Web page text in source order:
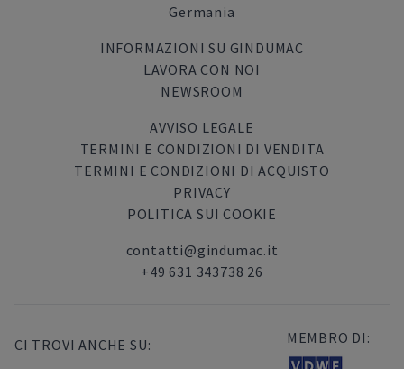
Germania
INFORMAZIONI SU GINDUMAC
LAVORA CON NOI
NEWSROOM
AVVISO LEGALE
TERMINI E CONDIZIONI DI VENDITA
TERMINI E CONDIZIONI DI ACQUISTO
PRIVACY
POLITICA SUI COOKIE
contatti@gindumac.it
+49 631 343738 26
CI TROVI ANCHE SU: MEMBRO DI: